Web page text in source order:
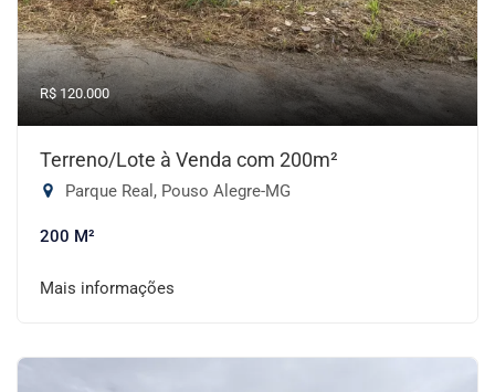
R$ 120.000
Terreno/Lote à Venda com 200m²
Parque Real, Pouso Alegre-MG
200 M²
Mais informações